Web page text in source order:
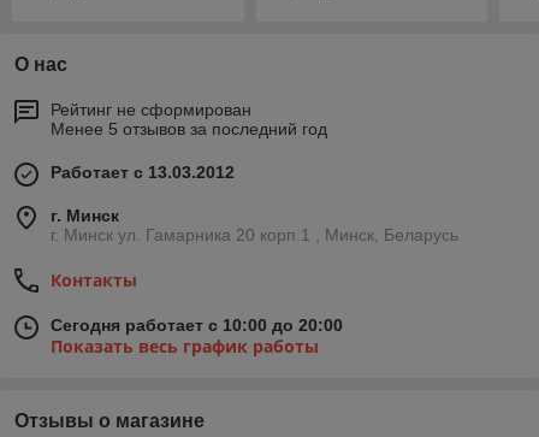
О нас
Рейтинг не сформирован
Менее 5 отзывов за последний год
Работает с 13.03.2012
г. Минск
г. Минск ул. Гамарника 20 корп.1 , Минск, Беларусь
Контакты
Сегодня работает с 10:00 до 20:00
Показать весь график работы
Отзывы о магазине